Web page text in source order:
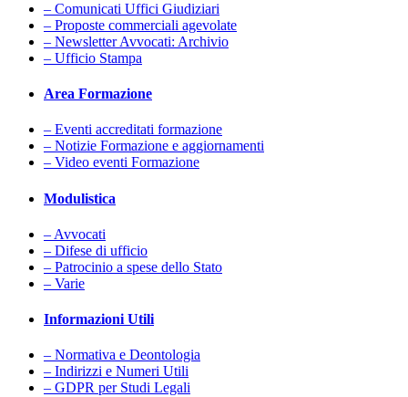
– Comunicati Uffici Giudiziari
– Proposte commerciali agevolate
– Newsletter Avvocati: Archivio
– Ufficio Stampa
Area Formazione
– Eventi accreditati formazione
– Notizie Formazione e aggiornamenti
– Video eventi Formazione
Modulistica
– Avvocati
– Difese di ufficio
– Patrocinio a spese dello Stato
– Varie
Informazioni Utili
– Normativa e Deontologia
– Indirizzi e Numeri Utili
– GDPR per Studi Legali